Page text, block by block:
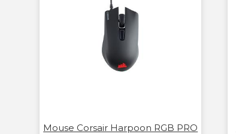
Mouse Corsair Harpoon RGB PRO